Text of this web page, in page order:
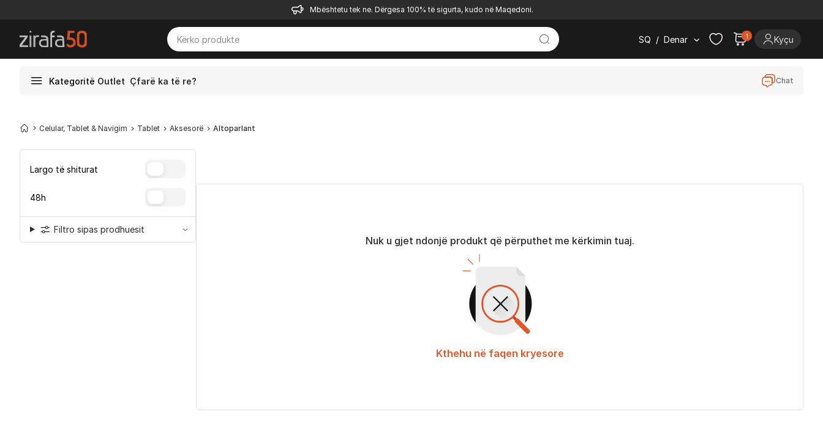
Mbështetu tek ne. Dërgesa 100% të sigurta, kudo në Maqedoni.
SQ / Denar 1 Kyçu
Kategoritë Outlet Çfarë ka të re? Chat
Celular, Tablet & Navigim Tablet Aksesorë Altoparlant
Largo të shiturat
48h
Filtro sipas prodhuesit
Nuk u gjet ndonjë produkt që përputhet me kërkimin tuaj.
Kthehu në faqen kryesore